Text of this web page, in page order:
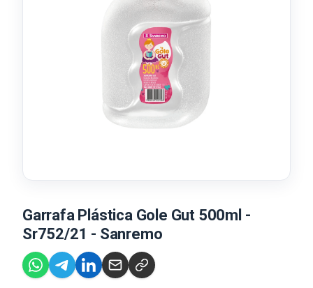
Garrafa Plástica Gole Gut 500ml -
Sr752/21 - Sanremo